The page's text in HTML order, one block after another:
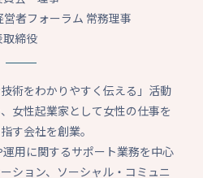
営者フォーラム 常務理事
取締役
術をわかりやすく伝える」活動
女性起業家として女性の仕事を
す会社を創業。
用に関するサポート業務を中心
ション、ソーシャル・コミュニ